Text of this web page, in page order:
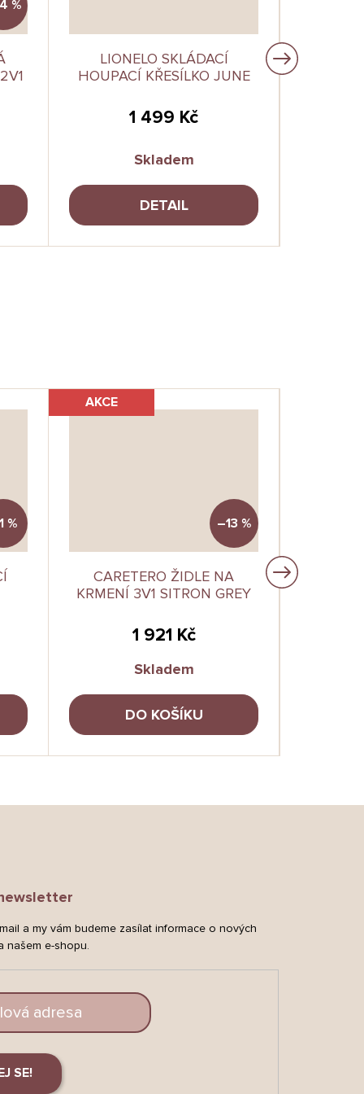
%
LIONELO SKLÁDACÍ
HOUPACÍ KŘESÍLKO JUNE
1 499 Kč
Skladem
DETAIL
%
AKCE
–13 %
CARETERO ŽIDLE NA
KRMENÍ 3V1 SITRON GREY
1 921 Kč
Skladem
DO KOŠÍKU
a my vám budeme zasílat informace o nových
našem e-shopu.
SE!